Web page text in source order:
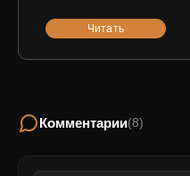
Читать
Комментарии(8)